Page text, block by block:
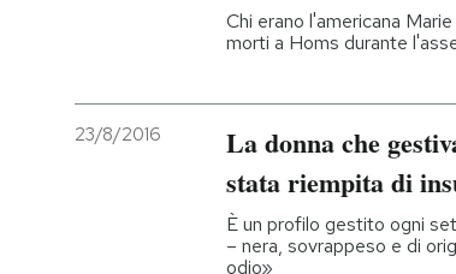
Chi erano l'americana
morti a Homs durante
23/8/2016
La donna che
stata riempita di
È un profilo gestito ogni
– nera, sovrappeso e di
odio»